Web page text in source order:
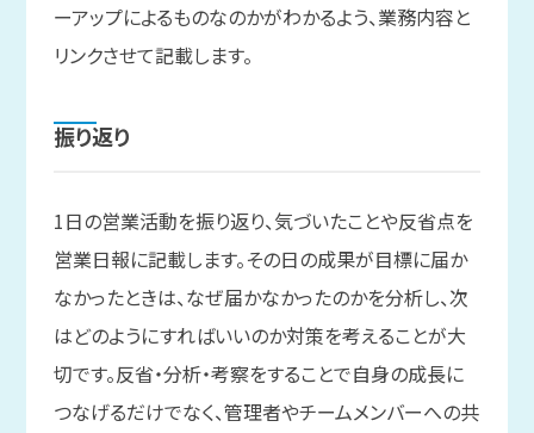
ーアップによるものなのかがわかるよう、業務内容と
リンクさせて記載します。
振り返り
1日の営業活動を振り返り、気づいたことや反省点を
営業日報に記載します。その日の成果が目標に届か
なかったときは、なぜ届かなかったのかを分析し、次
はどのようにすればいいのか対策を考えることが大
切です。反省・分析・考察をすることで自身の成長に
つなげるだけでなく、管理者やチームメンバーへの共